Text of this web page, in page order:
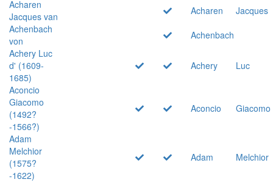
Acharen
Jacques van
Acharen
Jacques
Achenbach
von
Achenbach
Achery Luc
d' (1609-
1685)
Achery
Luc
Aconcio
Giacomo
(1492?
-1566?)
Aconcio Giacomo
Adam
Melchior
(1575?
-1622)
Adam Melchior